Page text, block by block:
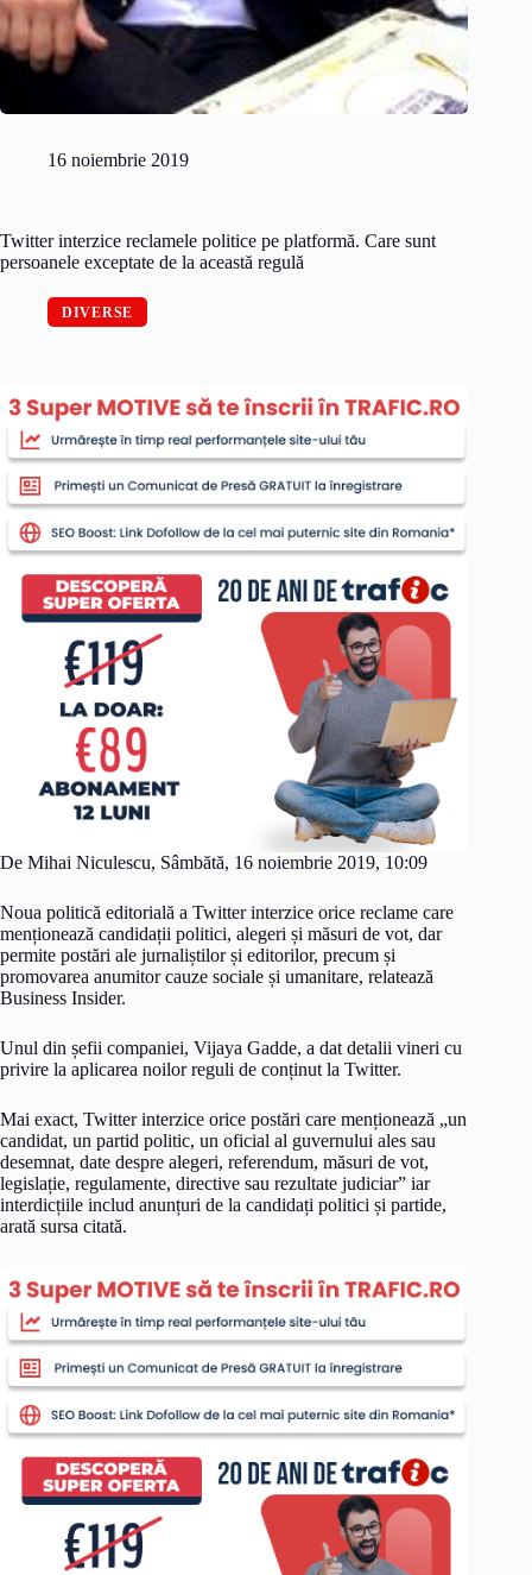
16 noiembrie 2019
Twitter interzice reclamele politice pe platformă. Care sunt
persoanele exceptate de la această regulă
DIVERSE
De Mihai Niculescu, Sâmbătă, 16 noiembrie 2019, 10:09
Noua politică editorială a Twitter interzice orice reclame care
menționează candidații politici, alegeri și măsuri de vot, dar
permite postări ale jurnaliștilor și editorilor, precum și
promovarea anumitor cauze sociale și umanitare, relatează
Business Insider.
Unul din șefii companiei, Vijaya Gadde, a dat detalii vineri cu
privire la aplicarea noilor reguli de conținut la Twitter.
Mai exact, Twitter interzice orice postări care menționează „un
candidat, un partid politic, un oficial al guvernului ales sau
desemnat, date despre alegeri, referendum, măsuri de vot,
legislație, regulamente, directive sau rezultate judiciar” iar
interdicțiile includ anunțuri de la candidați politici și partide,
arată sursa citată.